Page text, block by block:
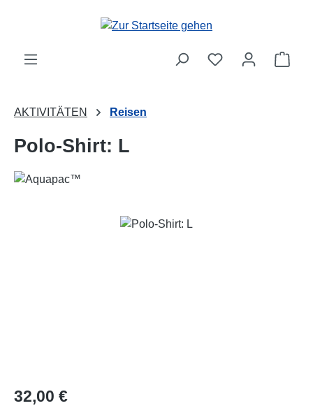
Zum Hauptinhalt springen
AKTIVITÄTEN Reisen
Polo-Shirt: L
Bildergalerie überspringen
Regulärer Preis:
32,00 €